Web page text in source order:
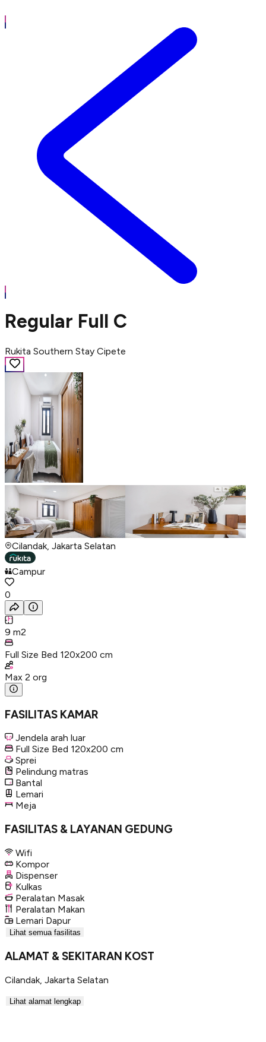
Regular Full C
Rukita Southern Stay Cipete
Cilandak, Jakarta Selatan
Campur
0
9 m2
Full Size Bed 120x200 cm
Max 2 org
FASILITAS KAMAR
Jendela arah luar
Full Size Bed 120x200 cm
Sprei
Pelindung matras
Bantal
Lemari
Meja
FASILITAS & LAYANAN GEDUNG
Wifi
Kompor
Dispenser
Kulkas
Peralatan Masak
Peralatan Makan
Lemari Dapur
Lihat semua fasilitas
ALAMAT & SEKITARAN KOST
Cilandak Jakarta Selatan
Lihat alamat lengkap